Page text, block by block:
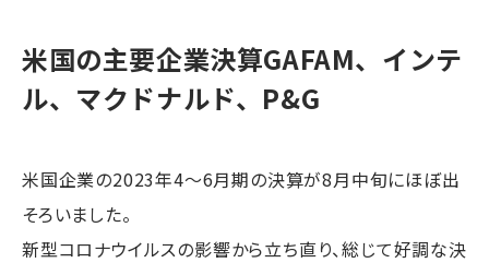
米国の主要企業決算GAFAM、インテ
ル、マクドナルド、P&G
米国企業の2023年4～6月期の決算が8月中旬にほぼ出
そろいました。
新型コロナウイルスの影響から立ち直り、総じて好調な決